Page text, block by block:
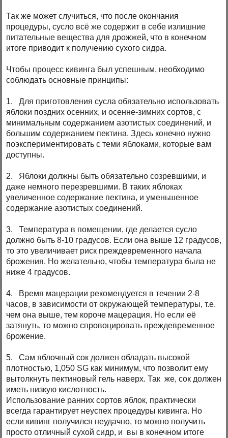
Так же может случиться, что после окончания
процедуры, сусло всё же содержит в себе излишние
питательные вещества для дрожжей, что в конечном
итоге приводит к получению сухого сидра.
Чтобы процесс кивинга был успешным, необходимо
соблюдать основные принципы:
1. Для приготовления сусла обязательно использовать
яблоки поздних осенних, и осенне-зимних сортов, с
минимальным содержанием азотистых соединений, и
большим содержанием пектина. Здесь конечно нужно
поэкспериментировать с теми яблоками, которые вам
доступны.
2. Яблоки должны быть обязательно созревшими, и
даже немного перезревшими. В таких яблоках
увеличенное содержание пектина, и уменьшенное
содержание азотистых соединений.
3. Температура в помещении, где делается сусло
должно быть 8-10 градусов. Если она выше 12 градусов,
то это увеличивает риск преждевременного начала
брожения. Но желательно, чтобы температура была не
ниже 4 градусов.
4. Время мацерации рекомендуется в течении 2-8
часов, в зависимости от окружающей температуры, т.е.
чем она выше, тем короче мацерация. Но если её
затянуть, то можно спровоцировать преждевременное
брожение.
5. Сам яблочный сок должен обладать высокой
плотностью, 1,050 SG как минимум, что позволит ему
вытолкнуть пектиновый гель наверх. Так же, сок должен
иметь низкую кислотность.
Использование ранних сортов яблок, практически
всегда гарантирует неуспех процедуры кивинга. Но
если кивинг получился неудачно, то можно получить
просто отличный сухой сидр, и вы в конечном итоге